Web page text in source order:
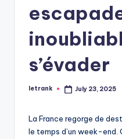
s’évader
Posted
letrank July 23, 2025
La France regorge de
le temps d’un week-end.